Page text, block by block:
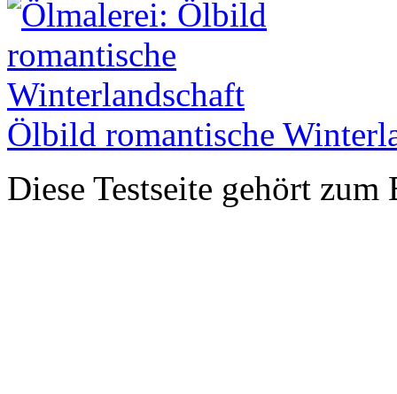
Ölbild romantische
Diese Testseite gehört